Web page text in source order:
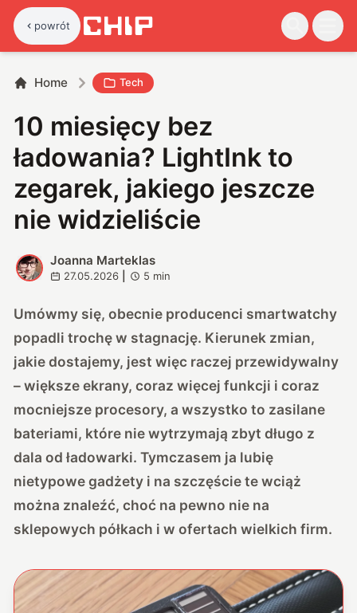
powrót
Home Tech
10 miesięcy bez
ładowania? LightInk to
zegarek, jakiego jeszcze
nie widzieliście
J
Joanna Marteklas
27.05.2026 5 min
Umówmy się, obecnie producenci smartwatchy
popadli trochę w stagnację. Kierunek zmian,
jakie dostajemy, jest więc raczej przewidywalny
– większe ekrany, coraz więcej funkcji i coraz
mocniejsze procesory, a wszystko to zasilane
bateriami, które nie wytrzymają zbyt długo z
dala od ładowarki. Tymczasem ja lubię
nietypowe gadżety i na szczęście te wciąż
można znaleźć, choć na pewno nie na
sklepowych półkach i w ofertach wielkich firm.